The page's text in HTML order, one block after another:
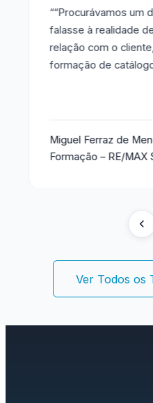
““Procurávamos um
falasse à realidade
relação com o
formação de
Miguel Ferraz de
Formação – RE/MAX
Ver Todos os